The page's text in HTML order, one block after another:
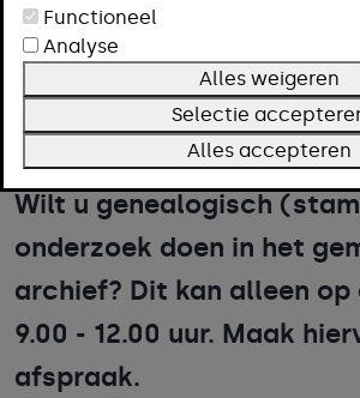
en nieuwe administratieve
documenten van de
het bekijken van
contact op met het
Wilt u genealogisch
onderzoek doen in het
archief? Dit kan alleen op
9.00 - 12.00 uur. Maak
afspraak.
Functioneel
Analyse
Alles weigeren
Selectie
Alles accepteren